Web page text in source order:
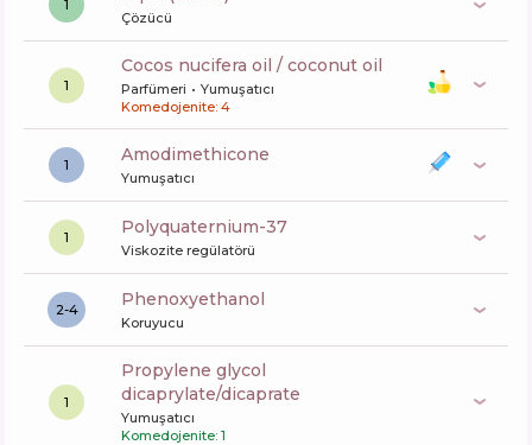
1
Çözücü
1
cocos nucifera oil / coconut oil
Parfümeri
Yumuşatıcı
Komedojenite: 4
1 amodimethicone
Yumuşatıcı
1 polyquaternium-37
Viskozite regülatörü
2-4 phenoxyethanol
Koruyucu
1
propylene glycol
dicaprylate/dicaprate
Yumuşatıcı
Komedojenite: 1